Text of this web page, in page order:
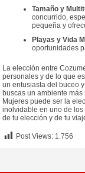
Tamaño y
concurrido,
pequeña y
Playas y Vida
oportunidades
La elección entre
personales y de lo que
un entusiasta del buceo
buscas un ambiente
Mujeres puede ser la
inolvidable en uno de los
de tu elección y de tu
Post Views: 1.756